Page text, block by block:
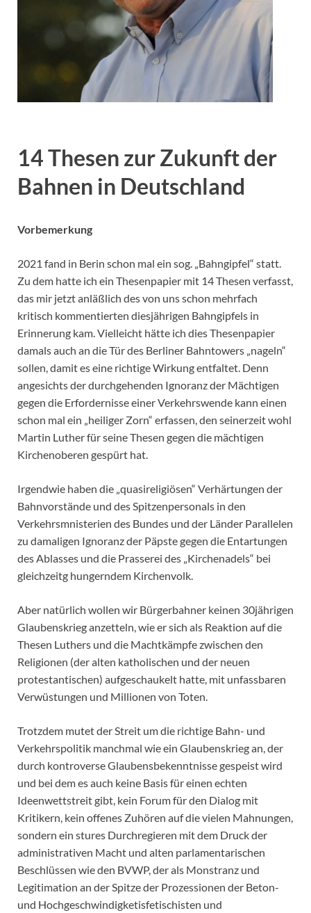
14 Thesen zur Zukunft der
Bahnen in Deutschland
Vorbemerkung
2021 fand in Berin schon mal ein sog. „Bahngipfel“ statt.
Zu dem hatte ich ein Thesenpapier mit 14 Thesen verfasst,
das mir jetzt anläßlich des von uns schon mehrfach
kritisch kommentierten diesjährigen Bahngipfels in
Erinnerung kam. Vielleicht hätte ich dies Thesenpapier
damals auch an die Tür des Berliner Bahntowers „nageln“
sollen, damit es eine richtige Wirkung entfaltet. Denn
angesichts der durchgehenden Ignoranz der Mächtigen
gegen die Erfordernisse einer Verkehrswende kann einen
schon mal ein „heiliger Zorn“ erfassen, den seinerzeit wohl
Martin Luther für seine Thesen gegen die mächtigen
Kirchenoberen gespürt hat.
Irgendwie haben die „quasireligiösen“ Verhärtungen der
Bahnvorstände und des Spitzenpersonals in den
Verkehrsmnisterien des Bundes und der Länder Parallelen
zu damaligen Ignoranz der Päpste gegen die Entartungen
des Ablasses und die Prasserei des „Kirchenadels“ bei
gleichzeitg hungerndem Kirchenvolk.
Aber natürlich wollen wir Bürgerbahner keinen 30jährigen
Glaubenskrieg anzetteln, wie er sich als Reaktion auf die
Thesen Luthers und die Machtkämpfe zwischen den
Religionen (der alten katholischen und der neuen
protestantischen) aufgeschaukelt hatte, mit unfassbaren
Verwüstungen und Millionen von Toten.
Trotzdem mutet der Streit um die richtige Bahn- und
Verkehrspolitik manchmal wie ein Glaubenskrieg an, der
durch kontroverse Glaubensbekenntnisse gespeist wird
und bei dem es auch keine Basis für einen echten
Ideenwettstreit gibt, kein Forum für den Dialog mit
Kritikern, kein offenes Zuhören auf die vielen Mahnungen,
sondern ein stures Durchregieren mit dem Druck der
administrativen Macht und alten parlamentarischen
Beschlüssen wie den BVWP, der als Monstranz und
Legitimation an der Spitze der Prozessionen der Beton-
und Hochgeschwindigketisfetischisten und